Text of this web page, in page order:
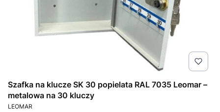
Szafka na klucze SK 30 popielata RAL 7035 Leomar –
metalowa na 30 kluczy
PRODUCENT
LEOMAR